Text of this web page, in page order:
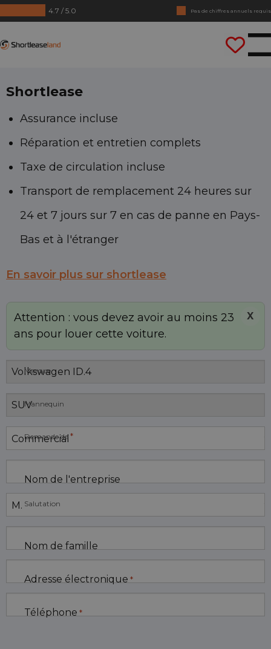
4.7 / 5.0
Pas de chiffres annuels requis
Conduisez tout de suite
Shortlease
Assurance incluse
Réparation et entretien complets
Taxe de circulation incluse
Transport de remplacement 24 heures sur
24 et 7 jours sur 7 en cas de panne en Pays-
Bas et à l'étranger
En savoir plus sur shortlease
Attention : vous devez avoir au moins 23
ans pour louer cette voiture.
X
Marque
Mannequin
Demande de *
Nom de l'entreprise
Salutation
Nom de famille
Adresse électronique *
Téléphone *